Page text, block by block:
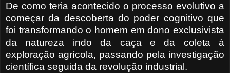
De como teria acontecido o processo evolutivo a
começar da descoberta do poder cognitivo que
foi transformando o homem em dono exclusivista
da natureza indo da caça e da coleta à
exploração agrícola, passando pela investigação
científica seguida da revolução industrial.